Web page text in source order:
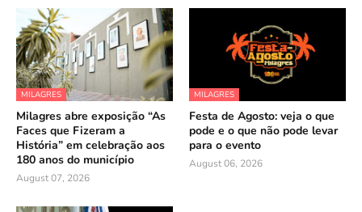
MILAGRES
Milagres abre exposição “As
Faces que Fizeram a
História” em celebração aos
180 anos do município
August 07, 2026
MILAGRES
Festa de Agosto: veja o que
pode e o que não pode levar
para o evento
August 06, 2026